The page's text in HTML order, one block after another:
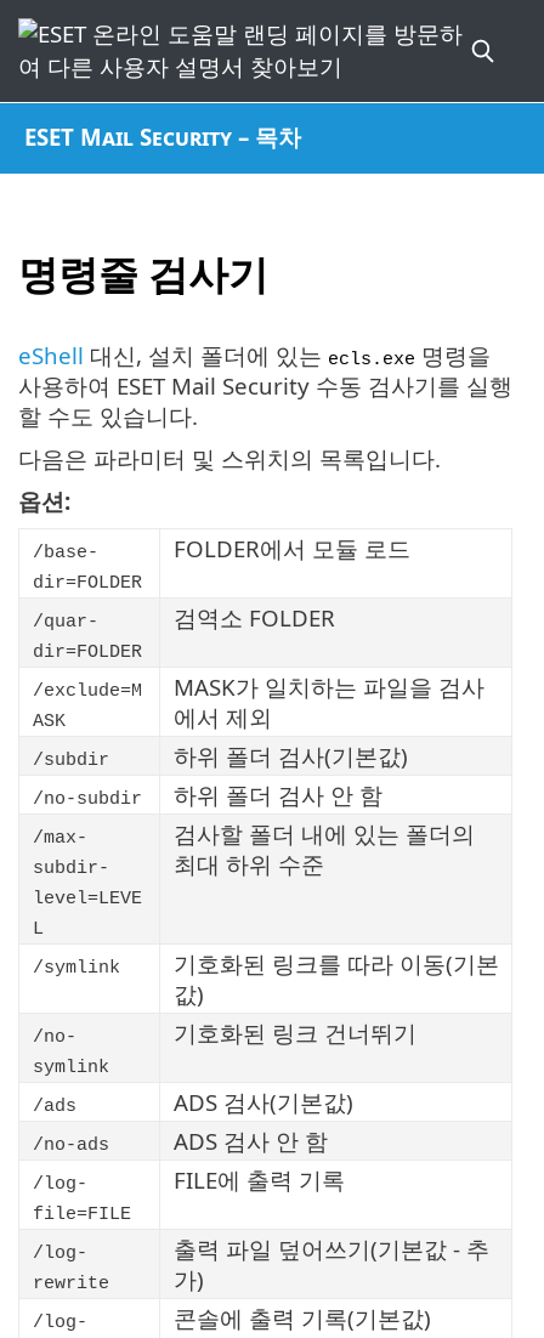
ESET Mail Security – 목차
명령줄 검사기
eShell 대신, 설치 폴더에 있는 ecls.exe 명령을
사용하여 ESET Mail Security 수동 검사기를 실행
할 수도 있습니다.
다음은 파라미터 및 스위치의 목록입니다.
옵션:
/base-
dir=FOLDER
FOLDER에서 모듈 로드
/quar-
dir=FOLDER
검역소 FOLDER
/exclude=M
ASK
MASK가 일치하는 파일을 검사
에서 제외
/subdir 하위 폴더 검사(기본값)
/no-subdir 하위 폴더 검사 안 함
/max-
subdir-
level=LEVE
L
검사할 폴더 내에 있는 폴더의
최대 하위 수준
/symlink
기호화된 링크를 따라 이동(기본
값)
/no-
symlink
기호화된 링크 건너뛰기
/ads ADS 검사(기본값)
/no-ads ADS 검사 안 함
/log-
file=FILE
FILE에 출력 기록
/log-
rewrite
출력 파일 덮어쓰기(기본값 - 추
가)
/log-
콘솔에 출력 기록(기본값)